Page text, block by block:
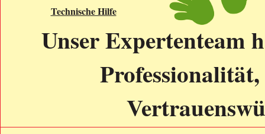
Technische Hilfe
Unser Expertenteam